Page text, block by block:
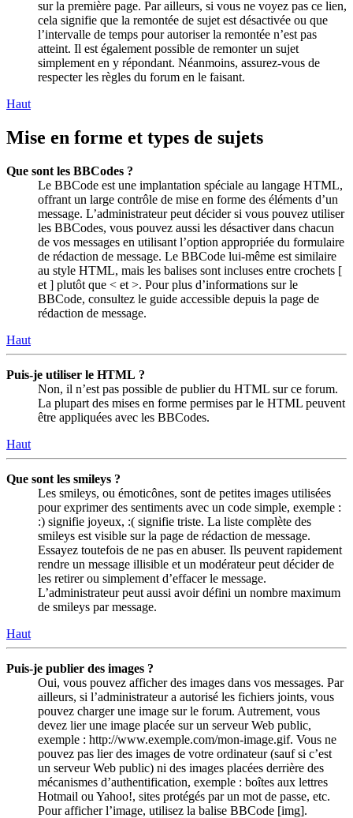
sur la première page. Par ailleurs, si vous ne voyez pas ce lien,
cela signifie que la remontée de sujet est désactivée ou que
l’intervalle de temps pour autoriser la remontée n’est pas
atteint. Il est également possible de remonter un sujet
simplement en y répondant. Néanmoins, assurez-vous de
respecter les règles du forum en le faisant.
Haut
Mise en forme et types de sujets
Que sont les BBCodes ?
Le BBCode est une implantation spéciale au langage HTML,
offrant un large contrôle de mise en forme des éléments d’un
message. L’administrateur peut décider si vous pouvez utiliser
les BBCodes, vous pouvez aussi les désactiver dans chacun
de vos messages en utilisant l’option appropriée du formulaire
de rédaction de message. Le BBCode lui-même est similaire
au style HTML, mais les balises sont incluses entre crochets [
et ] plutôt que < et >. Pour plus d’informations sur le
BBCode, consultez le guide accessible depuis la page de
rédaction de message.
Haut
Puis-je utiliser le HTML ?
Non, il n’est pas possible de publier du HTML sur ce forum.
La plupart des mises en forme permises par le HTML peuvent
être appliquées avec les BBCodes.
Haut
Que sont les smileys ?
Les smileys, ou émoticônes, sont de petites images utilisées
pour exprimer des sentiments avec un code simple, exemple :
:) signifie joyeux, :( signifie triste. La liste complète des
smileys est visible sur la page de rédaction de message.
Essayez toutefois de ne pas en abuser. Ils peuvent rapidement
rendre un message illisible et un modérateur peut décider de
les retirer ou simplement d’effacer le message.
L’administrateur peut aussi avoir défini un nombre maximum
de smileys par message.
Haut
Puis-je publier des images ?
Oui, vous pouvez afficher des images dans vos messages. Par
ailleurs, si l’administrateur a autorisé les fichiers joints, vous
pouvez charger une image sur le forum. Autrement, vous
devez lier une image placée sur un serveur Web public,
exemple : http://www.exemple.com/mon-image.gif. Vous ne
pouvez pas lier des images de votre ordinateur (sauf si c’est
un serveur Web public) ni des images placées derrière des
mécanismes d’authentification, exemple : boîtes aux lettres
Hotmail ou Yahoo!, sites protégés par un mot de passe, etc.
Pour afficher l’image, utilisez la balise BBCode [img].